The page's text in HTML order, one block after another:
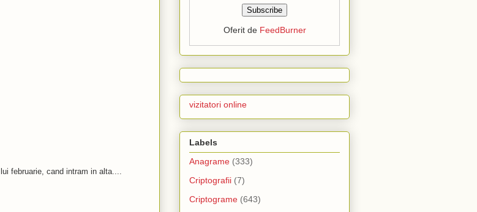
februarie, cand intram in alta....
Oferit de FeedBurner
vizitatori online
Labels
Anagrame (333)
Criptografii (7)
Criptograme (643)